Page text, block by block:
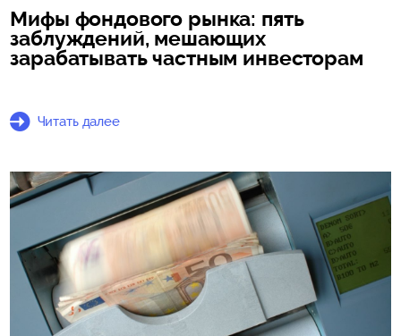
Мифы фондового рынка: пять
заблуждений, мешающих
зарабатывать частным инвесторам
Читать далее